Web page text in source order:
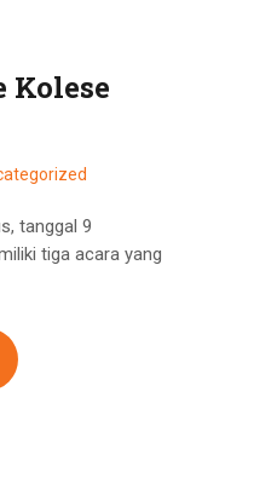
Kolese
tanggal 9
tiga acara yang